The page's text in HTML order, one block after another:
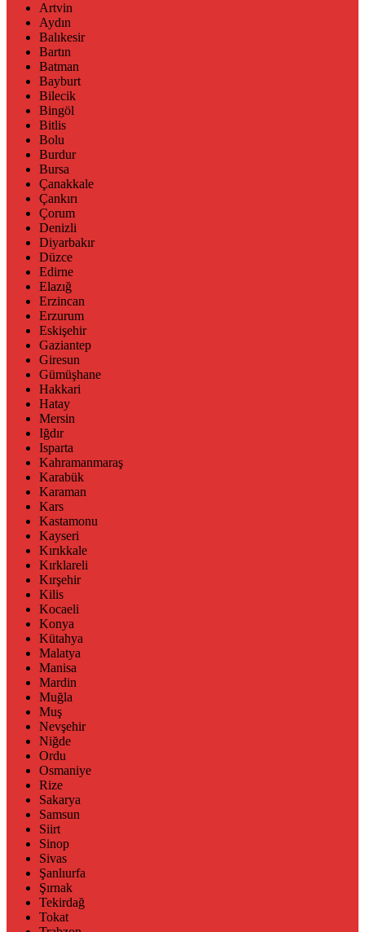
Artvin
Aydın
Balıkesir
Bartın
Batman
Bayburt
Bilecik
Bingöl
Bitlis
Bolu
Burdur
Bursa
Çanakkale
Çankırı
Çorum
Denizli
Diyarbakır
Düzce
Edirne
Elazığ
Erzincan
Erzurum
Eskişehir
Gaziantep
Giresun
Gümüşhane
Hakkari
Hatay
Mersin
Iğdır
Isparta
Kahramanmaraş
Karabük
Karaman
Kars
Kastamonu
Kayseri
Kırıkkale
Kırklareli
Kırşehir
Kilis
Kocaeli
Konya
Kütahya
Malatya
Manisa
Mardin
Muğla
Muş
Nevşehir
Niğde
Ordu
Osmaniye
Rize
Sakarya
Samsun
Siirt
Sinop
Sivas
Şanlıurfa
Şırnak
Tekirdağ
Tokat